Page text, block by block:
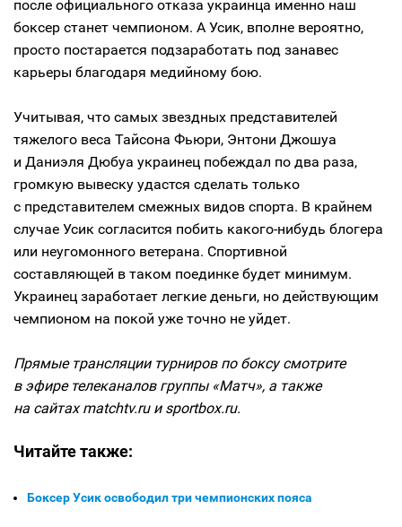
после официального отказа украинца именно наш
боксер станет чемпионом. А Усик, вполне вероятно,
просто постарается подзаработать под занавес
карьеры благодаря медийному бою.
Учитывая, что самых звездных представителей
тяжелого веса Тайсона Фьюри, Энтони Джошуа
и Даниэля Дюбуа украинец побеждал по два раза,
громкую вывеску удастся сделать только
с представителем смежных видов спорта. В крайнем
случае Усик согласится побить какого-нибудь блогера
или неугомонного ветерана. Спортивной
составляющей в таком поединке будет минимум.
Украинец заработает легкие деньги, но действующим
чемпионом на покой уже точно не уйдет.
Прямые трансляции турниров по боксу смотрите
в эфире телеканалов группы «Матч», а также
на сайтах matchtv.ru и sportbox.ru.
Читайте также:
Боксер Усик освободил три чемпионских пояса